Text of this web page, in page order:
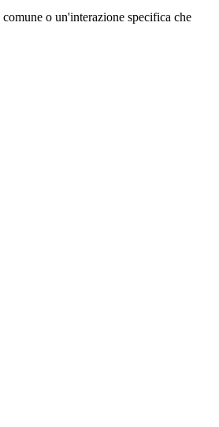
o un'interazione specifica che